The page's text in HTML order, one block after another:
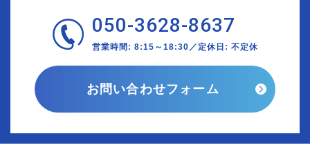
050-3628-8637
営業時間: 8:15～18:30／定休日: 不定休
お問い合わせフォーム